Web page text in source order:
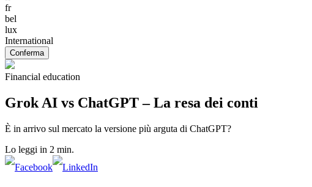
fr
bel
lux
International
Conferma
Financial education
Grok AI vs ChatGPT – La resa dei conti
È in arrivo sul mercato la versione più arguta di ChatGPT?
Lo leggi in 2 min.